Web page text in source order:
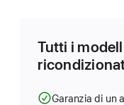
nuova
finestra)
Tutti i
Garanzia di un